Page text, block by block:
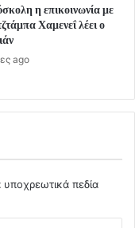
η επικοινωνία με
Χαμενεΐ λέει ο
ago
υποχρεωτικά πεδία